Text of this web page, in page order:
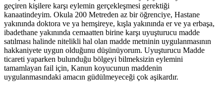
geçiren kişilere karşı eylemin gerçekleşmesi gerektiği
kanaatindeyim. Okula 200 Metreden az bir öğrenciye, Hastane
yakınında doktora ve ya hemşireye, kışla yakınında er ve ya erbaşa,
ibadethane yakınında cemaatten birine karşı uyuşturucu madde
satılması halinde nitelikli hal olan madde metninin uygulanmasının
hakkaniyete uygun olduğunu düşünüyorum. Uyuşturucu Madde
ticareti yaparken bulunduğu bölgeyi bilmeksizin eylemini
tamamlayan fail için, Kanun koyucunun maddenin
uygulanmasındaki amacın güdülmeyeceği çok aşikardır.